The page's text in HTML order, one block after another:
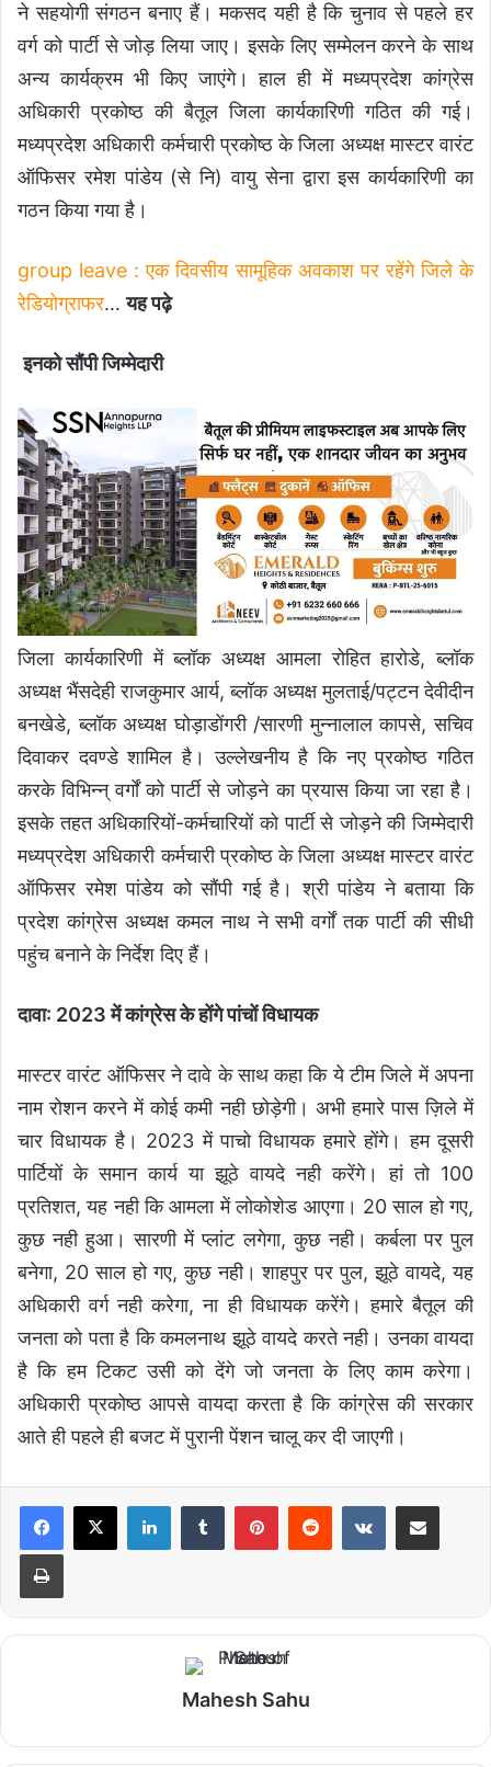
ने सहयोगी संगठन बनाए हैं। मकसद यही है कि चुनाव से पहले हर
वर्ग को पार्टी से जोड़ लिया जाए। इसके लिए सम्मेलन करने के साथ
अन्य कार्यक्रम भी किए जाएंगे। हाल ही में मध्यप्रदेश कांग्रेस
अधिकारी प्रकोष्ठ की बैतूल जिला कार्यकारिणी गठित की गई।
मध्यप्रदेश अधिकारी कर्मचारी प्रकोष्ठ के जिला अध्यक्ष मास्टर वारंट
ऑफिसर रमेश पांडेय (से नि) वायु सेना द्वारा इस कार्यकारिणी का
गठन किया गया है।
group leave : एक दिवसीय सामूहिक अवकाश पर रहेंगे जिले के
रेडियोग्राफर…यह पढ़े
इनको सौंपी जिम्मेदारी
जिला कार्यकारिणी में ब्लॉक अध्यक्ष आमला रोहित हारोडे, ब्लॉक
अध्यक्ष भैंसदेही राजकुमार आर्य, ब्लॉक अध्यक्ष मुलताई/पट्टन देवीदीन
बनखेडे, ब्लॉक अध्यक्ष घोड़ाडोंगरी /सारणी मुन्नालाल कापसे, सचिव
दिवाकर दवण्डे शामिल है। उल्लेखनीय है कि नए प्रकोष्ठ गठित
करके विभिन्न् वर्गों को पार्टी से जोड़ने का प्रयास किया जा रहा है।
इसके तहत अधिकारियों-कर्मचारियों को पार्टी से जोड़ने की जिम्मेदारी
मध्यप्रदेश अधिकारी कर्मचारी प्रकोष्ठ के जिला अध्यक्ष मास्टर वारंट
ऑफिसर रमेश पांडेय को सौंपी गई है। श्री पांडेय ने बताया कि
प्रदेश कांग्रेस अध्यक्ष कमल नाथ ने सभी वर्गों तक पार्टी की सीधी
पहुंच बनाने के निर्देश दिए हैं।
दावा: 2023 में कांग्रेस के होंगे पांचों विधायक
मास्टर वारंट ऑफिसर ने दावे के साथ कहा कि ये टीम जिले में अपना
नाम रोशन करने में कोई कमी नही छोड़ेगी। अभी हमारे पास ज़िले में
चार विधायक है। 2023 में पाचो विधायक हमारे होंगे। हम दूसरी
पार्टियों के समान कार्य या झूठे वायदे नही करेंगे। हां तो 100
प्रतिशत, यह नही कि आमला में लोकोशेड आएगा। 20 साल हो गए,
कुछ नही हुआ। सारणी में प्लांट लगेगा, कुछ नही। कर्बला पर पुल
बनेगा, 20 साल हो गए, कुछ नही। शाहपुर पर पुल, झूठे वायदे, यह
अधिकारी वर्ग नही करेगा, ना ही विधायक करेंगे। हमारे बैतूल की
जनता को पता है कि कमलनाथ झूठे वायदे करते नही। उनका वायदा
है कि हम टिकट उसी को देंगे जो जनता के लिए काम करेगा।
अधिकारी प्रकोष्ठ आपसे वायदा करता है कि कांग्रेस की सरकार
आते ही पहले ही बजट में पुरानी पेंशन चालू कर दी जाएगी।
Mahesh Sahu